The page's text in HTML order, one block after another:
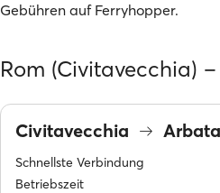
Gebühren auf Ferryhopper.
Rom (Civitavecchia)
Civitavecchia
Schnellste Verbindung
Betriebszeit